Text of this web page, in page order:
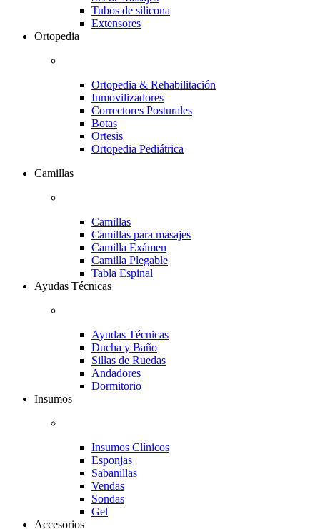
Tubos de silicona
Extensores
Ortopedia
Ortopedia & Rehabilitación
Inmovilizadores
Correctores Posturales
Botas
Ortesis
Ortopedia Pediátrica
Camillas
Camillas
Camillas para masajes
Camilla Exámen
Camilla Plegable
Tabla Espinal
Ayudas Técnicas
Ayudas Técnicas
Ducha y Baño
Sillas de Ruedas
Andadores
Dormitorio
Insumos
Insumos Clínicos
Esponjas
Sabanillas
Vendas
Sondas
Gel
Accesorios